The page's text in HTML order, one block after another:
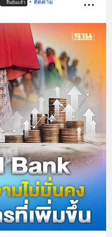
ยืนยันแล้ว • ติดตาม